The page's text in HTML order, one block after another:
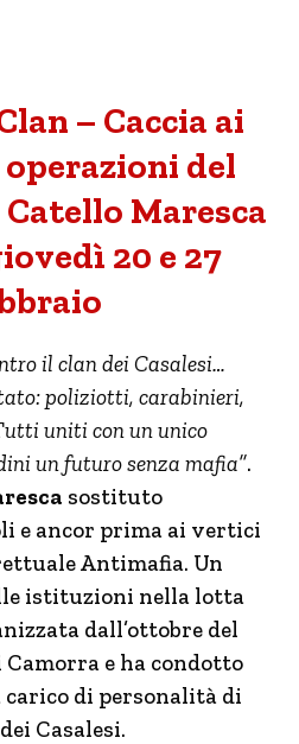
– Caccia ai
operazioni del
Maresca
20 e 27
il clan dei Casalesi…
poliziotti, carabinieri,
uniti con un unico
un futuro senza mafia”.
sostituto
e ancor prima ai vertici
Antimafia. Un
istituzioni nella lotta
dall’ottobre del
Camorra e ha condotto
carico di personalità di
Casalesi.